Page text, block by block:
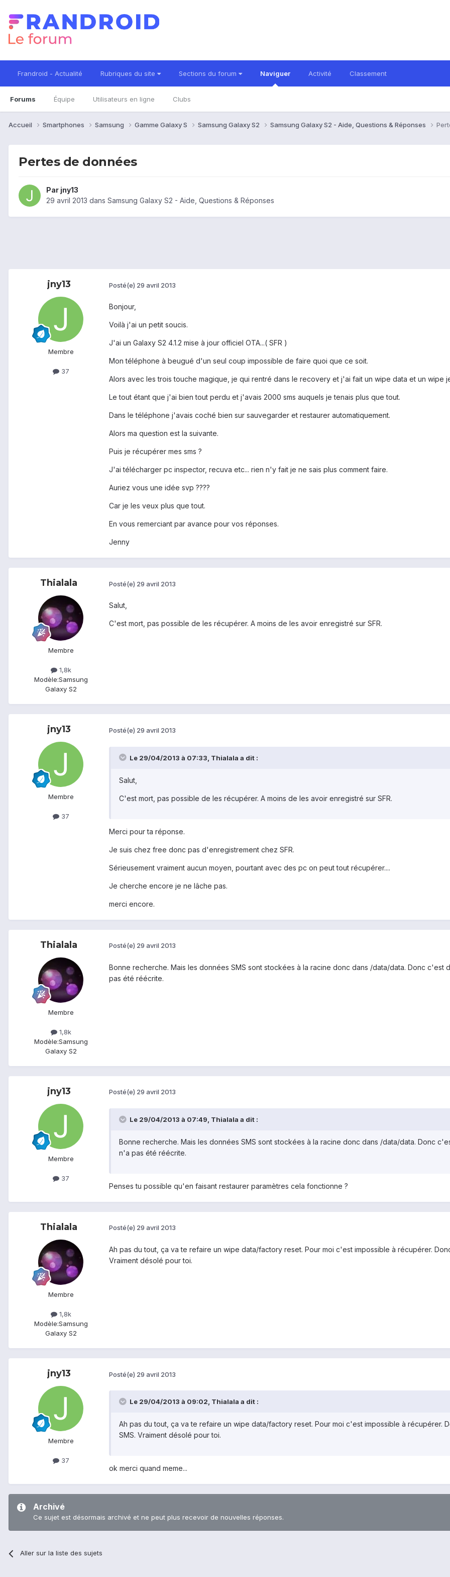
Frandroid - Actualité Rubriques du site Sections du forum Naviguer
Forums Équipe Utilisateurs en ligne Clubs
Activité Classement
Accueil Smartphones Samsung Gamme Galaxy S Samsung Galaxy S2 Samsung Galaxy S2 - Aide, Questions & Réponses
Pertes de données
Par jny13
29 avril 2013 dans Samsung Galaxy S2 - Aide, Questions & Réponses
jny13
Membre
37
Posté(e) 29 avril 2013
Bonjour,
Voilà j'ai un petit soucis.
J'ai un Galaxy S2 4.1.2 mise à jour officiel OTA...( SFR )
Mon téléphone à beugué d'un seul coup impossible de faire quoi que ce soit.
Alors avec les trois touche magique, je qui rentré dans le recovery et j'ai fait un wipe data et un wipe
Le tout étant que j'ai bien tout perdu et j'avais 2000 sms auquels je tenais plus que tout.
Dans le téléphone j'avais coché bien sur sauvegarder et restaurer automatiquement.
Alors ma question est la suivante.
Puis je récupérer mes sms ?
J'ai télécharger pc inspector, recuva etc... rien n'y fait je ne sais plus comment faire.
Auriez vous une idée svp ????
Car je les veux plus que tout.
En vous remerciant par avance pour vos réponses.
Jenny
Thialala
Membre
1,8k
Modèle:Samsung
Galaxy S2
Posté(e) 29 avril 2013
Salut,
C'est mort, pas possible de les récupérer. A moins de les avoir enregistré sur SFR.
jny13
Membre
37
Posté(e) 29 avril 2013
Le 29/04/2013 à 07:33, Thialala a dit :
Salut,
C'est mort, pas possible de les récupérer. A moins de les avoir enregistré sur SFR.
Merci pour ta réponse.
Je suis chez free donc pas d'enregistrement chez SFR.
Sérieusement vraiment aucun moyen, pourtant avec des pc on peut tout récupérer....
Je cherche encore je ne lâche pas.
merci encore.
Thialala
Membre
1,8k
Modèle:Samsung
Galaxy S2
Posté(e) 29 avril 2013
Bonne recherche. Mais les données SMS sont stockées à la racine donc dans /data/data. Donc
pas été réécrite.
jny13
Membre
37
Posté(e) 29 avril 2013
Le 29/04/2013 à 07:49, Thialala a dit :
Bonne recherche. Mais les données SMS sont stockées à la racine donc dans /data/data. Donc
n'a pas été réécrite.
Penses tu possible qu'en faisant restaurer paramètres cela fonctionne ?
Thialala
Membre
1,8k
Modèle:Samsung
Galaxy S2
Posté(e) 29 avril 2013
Ah pas du tout, ça va te refaire un wipe data/factory reset. Pour moi c'est impossible à récupérer.
Vraiment désolé pour toi.
jny13
Membre
37
Posté(e) 29 avril 2013
Le 29/04/2013 à 09:02, Thialala a dit :
Ah pas du tout, ça va te refaire un wipe data/factory reset. Pour moi c'est impossible à récupérer.
SMS. Vraiment désolé pour toi.
ok merci quand meme...
Archivé
Ce sujet est désormais archivé et ne peut plus recevoir de nouvelles réponses.
Aller sur la liste des sujets